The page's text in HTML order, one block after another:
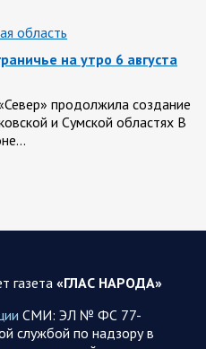
область
на утро 6 августа
продолжила создание
и Сумской областях В
5 августа 2026 года
что в Вене состоялась
газета «ГЛАС НАРОДА»
СМИ: ЭЛ № ФС 77-
службой по надзору в